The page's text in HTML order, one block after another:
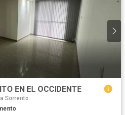
EN EL OCCIDENTE
Sorrento